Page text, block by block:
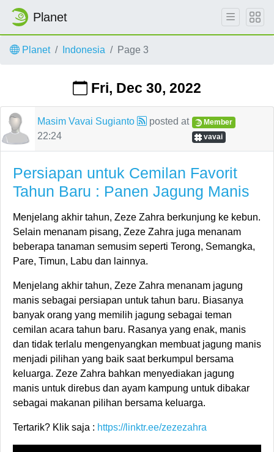
Planet
Planet Indonesia Page 3
Fri, Dec 30, 2022
Masim Vavai Sugianto
posted at
22:24
Member
vavai
Persiapan untuk Cemilan Favorit
Tahun Baru : Panen Jagung Manis
Menjelang akhir tahun, Zeze Zahra berkunjung ke kebun.
Selain menanam pisang, Zeze Zahra juga menanam
beberapa tanaman semusim seperti Terong, Semangka,
Pare, Timun, Labu dan lainnya.
Menjelang akhir tahun, Zeze Zahra menanam jagung
manis sebagai persiapan untuk tahun baru. Biasanya
banyak orang yang memilih jagung sebagai teman
cemilan acara tahun baru. Rasanya yang enak, manis
dan tidak terlalu mengenyangkan membuat jagung manis
menjadi pilihan yang baik saat berkumpul bersama
keluarga. Zeze Zahra bahkan menyediakan jagung
manis untuk direbus dan ayam kampung untuk dibakar
sebagai makanan pilihan bersama keluarga.
Tertarik? Klik saja : https://linktr.ee/zezezahra